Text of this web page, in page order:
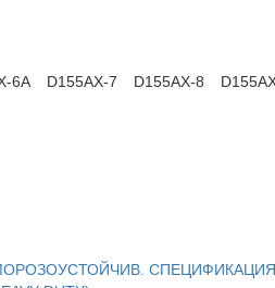
6A D155AX-7 D155AX-8